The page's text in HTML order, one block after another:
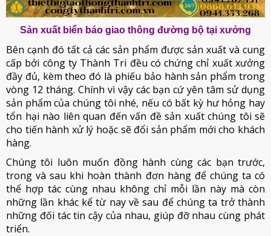
Sản xuất biển báo giao thông đường bộ tại xưởng
Bên cạnh đó tất cả các sản phẩm được sản xuất và cung
cấp bởi công ty Thành Tri đều có chứng chỉ xuất xưởng
đầy đủ, kèm theo đó là phiếu bảo hành sản phẩm trong
vòng 12 tháng. Chính vì vậy các bạn cứ yên tâm sử dụng
sản phẩm của chúng tôi nhé, nếu có bất kỳ hư hỏng hay
tổn hại nào liên quan đến vấn đề sản xuất chúng tôi sẽ
cho tiến hành xử lý hoặc sẽ đổi sản phẩm mới cho khách
hàng.
Chúng tôi luôn muốn đồng hành cùng các bạn trước,
trong và sau khi hoàn thành đơn hàng để chúng ta có
thể hợp tác cùng nhau không chỉ mỗi lần này mà còn
những lần khác kể từ nay về sau để chúng ta trở thành
những đối tác tin cậy của nhau, giúp đỡ nhau cùng phát
triển.